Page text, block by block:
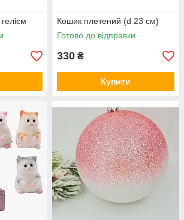
Кошик плетений (d 23 см)
Готово до відправки
330 ₴
Купити